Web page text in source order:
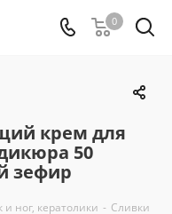
0
крем для
50
зефир
и ног, кератолики - Сливки